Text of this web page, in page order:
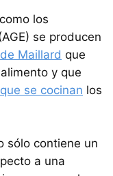
los
se producen
Maillard que
y que
se cocinan los
sólo contiene un
a una